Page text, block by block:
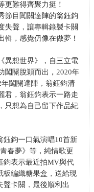
更難得齊聚力挺！
節目闖關達陣的翁鈺鈞
失聲，讓專輯錄製卡關
輯，感覺仍像在做夢！
異想世界》，自三立電
闖關脫穎而出，2020年
闖關達陣，翁鈺鈞清
君，翁鈺鈞表示一路走
只想為自己留下作品紀
鈺鈞一口氣演唱10首新
春夢》等，純情歌更
鈞表示最近拍MV與代
編織糖果盒，送給現
卡關，最後順利出